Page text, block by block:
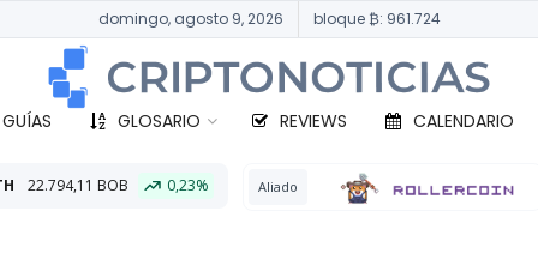
domingo, agosto 9, 2026 bloque ₿: 961.724
GLOSARIO REVIEWS CALENDARIO
0,23% Aliado BTC